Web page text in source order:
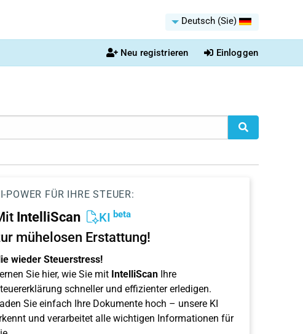
Deutsch (Sie)
Neu registrieren Einloggen
POWER FÜR IHRE STEUER:
IntelliScan KI beta
mühelosen Erstattung!
wieder Steuerstress!
Sie hier, wie Sie mit IntelliScanIhre
schneller und effizienter erledigen.
Sie einfach Ihre Dokumente hoch – unsere KI
und verarbeitet alle wichtigen Informationen für